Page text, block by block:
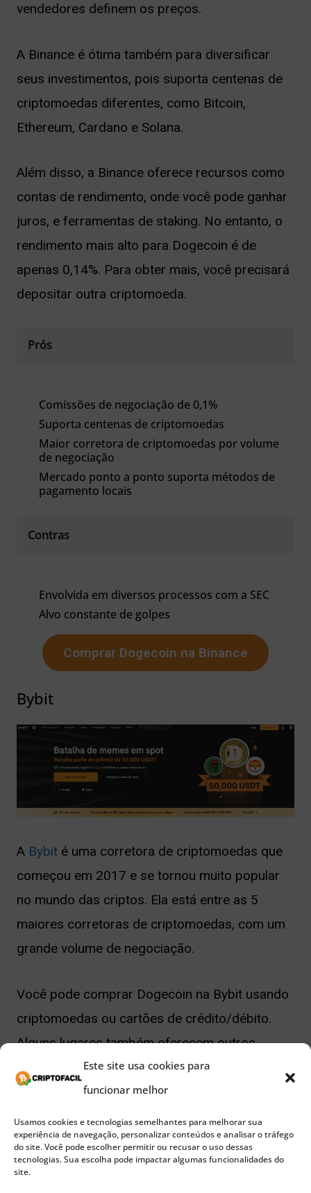
Este site usa cookies para
funcionar melhor
Usamos cookies e tecnologias semelhantes para melhorar sua
experiência de navegação, personalizar conteúdos e analisar o tráfego
do site. Você pode escolher permitir ou recusar o uso dessas
tecnologias. Sua escolha pode impactar algumas funcionalidades do
site.
vendedores definem os preços.
A Binance é ótima também para diversificar
seus investimentos, pois suporta centenas de
criptomoedas diferentes, como Bitcoin,
Ethereum, Cardano e Solana.
Além disso, a Binance oferece recursos como
contas de rendimento, onde você pode ganhar
juros, e ferramentas de staking. No entanto, o
rendimento mais alto para Dogecoin é de
apenas 0,14%. Para obter mais, você precisará
depositar outra criptomoeda.
Prós
Comissões de negociação de 0,1%
Suporta centenas de criptomoedas
Maior corretora de criptomoedas por volume
de negociação
Mercado ponto a ponto suporta métodos de
pagamento locais
Contras
Envolvida em diversos processos com a SEC
Alvo constante de golpes
Comprar Dogecoin na Binance
Bybit
A Bybité uma corretora de criptomoedas que
começou em 2017 e se tornou muito popular
no mundo das criptos. Ela está entre as 5
maiores corretoras de criptomoedas, com um
grande volume de negociação.
Você pode comprar Dogecoin na Bybit usando
criptomoedas ou cartões de crédito/débito.
Alguns lugares também oferecem outros
métodos de pagamento, como o UPI. Na Bybit,
você pode fazer negociações simples ou com
margem, onde você pode usar até 10x mais do
que tem.